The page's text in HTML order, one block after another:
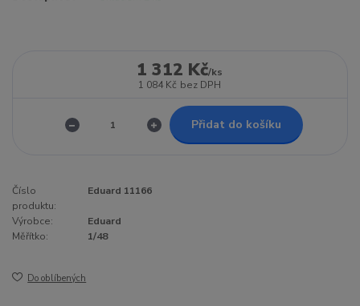
1 312 Kč/ks
1 084 Kč bez DPH
Přidat do košíku
Číslo
produktu:
Eduard 11166
Výrobce:
Eduard
Měřítko:
1/48
Do oblíbených